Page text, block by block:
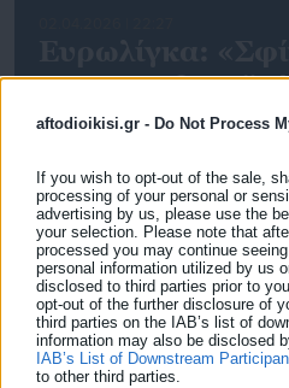
aftodioikisi.gr - Do Not Process
If you wish to opt-out of the sale,
processing of your personal or
advertising by us, please use the
your selection. Please note that
processed you may continue
personal information utilized by us
disclosed to third parties prior to
opt-out of the further disclosure of
third parties on the IAB’s list of
information may also be disclosed
IAB’s List of Downstream
to other third parties.
για
σερί στη Σόφια
Παναθηναϊκός, επικρατώντας
αγώνα για την 35η αγωνιστική
πράσινοι πέταξαν στα
σε ματς που βρέθηκαν στο
φάσεις του ματς ο Κέντρικ
Ιτούδη ανέβηκε στο […]